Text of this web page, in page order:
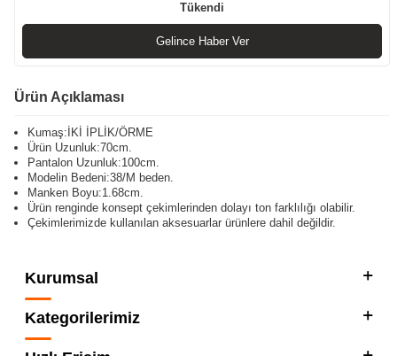
Tükendi
Gelince Haber Ver
Ürün Açıklaması
Kumaş:İKİ İPLİK/ÖRME
Ürün Uzunluk:70cm.
Pantalon Uzunluk:100cm.
Modelin Bedeni:38/M beden.
Manken Boyu:1.68cm.
Ürün renginde konsept çekimlerinden dolayı ton farklılığı olabilir.
Çekimlerimizde kullanılan aksesuarlar ürünlere dahil değildir.
Kurumsal
Kategorilerimiz